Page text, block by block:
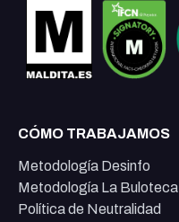
CÓMO TRABAJAMOS
Metodología Desinfo
Metodología La Buloteca
Política de Neutralidad